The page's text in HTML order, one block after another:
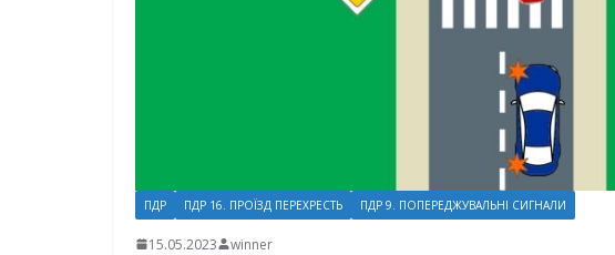
ПДР ПДР 16. ПРОЇЗД ПЕРЕХРЕСТЬ ПДР 9. ПОПЕРЕДЖУВАЛЬНІ СИГНАЛИ
15.05.2023 winner